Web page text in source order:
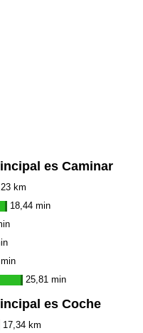
es Caminar
km
18,44 min
25,81 min
es Coche
17,34 km